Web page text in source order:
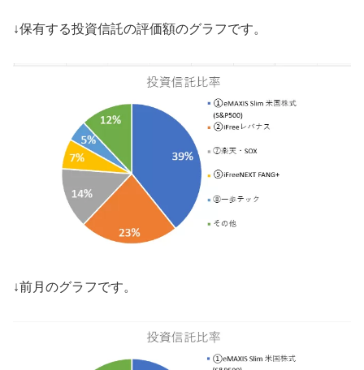
↓保有する投資信託の評価額のグラフです。
↓前月のグラフです。